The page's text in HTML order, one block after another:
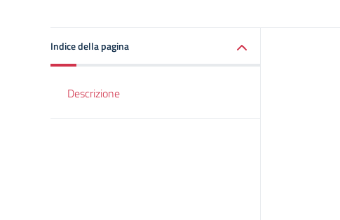
Indice della pagina
Descrizione